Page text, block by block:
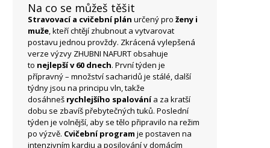
Na co se můžeš těšit
Stravovací a cvičební plán určený pro ženy i
muže, kteří chtějí zhubnout a vytvarovat
postavu jednou provždy. Zkrácená vylepšená
verze výzvy ZHUBNI NAFURT obsahuje
to nejlepší v 60 dnech. První týden je
přípravný – množství sacharidů je stálé, další
týdny jsou na principu vln, takže
dosáhneš rychlejšího spalovánía za kratší
dobu se zbavíš přebytečných tuků. Poslední
týden je volnější, aby se tělo připravilo na režim
po výzvě. Cvičební program je postaven na
intenzivním kardiu a posilování v domácím